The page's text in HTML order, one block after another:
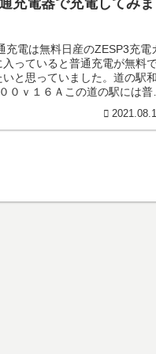
充電は無料日産のZESP3充電
っていると普通充電が無料
と思っていました。道の駅和
０ｖ１６Ａこの道の駅には普